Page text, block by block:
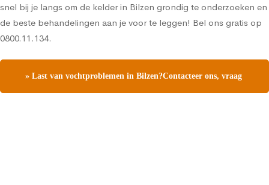
snel bij je langs om de kelder in Bilzen grondig te onderzoeken en
de beste behandelingen aan je voor te leggen! Bel ons gratis op
0800.11.134.
» Last van vochtproblemen in Bilzen?Contacteer ons, vraag